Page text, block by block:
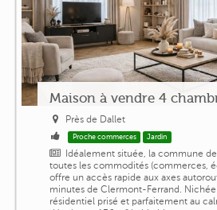
Maison à vendre 4
Près de Dallet
Proche commerces Jardin
Idéalement située, la commune
toutes les commodités (commerces,
offre un accès rapide aux axes
minutes de Clermont-Ferrand.
résidentiel prisé et parfaitement au